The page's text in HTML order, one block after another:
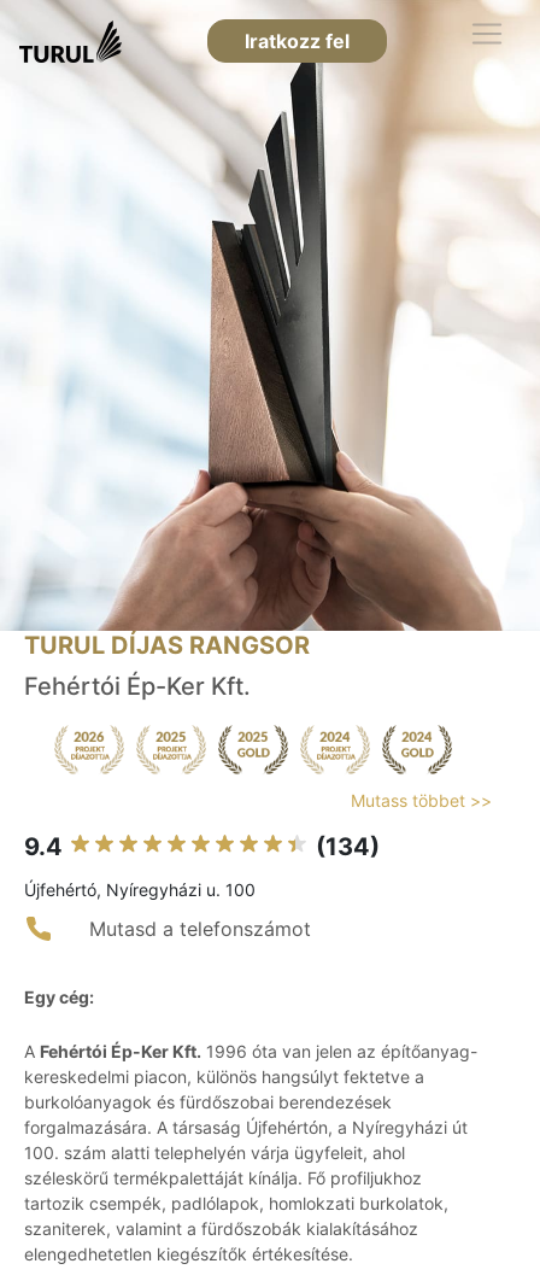
Iratkozz fel
TURUL DÍJAS RANGSOR
Fehértói Ép-Ker Kft.
Mutass többet >>
9.4 (134)
Újfehértó, Nyíregyházi u. 100
Mutasd a telefonszámot
Egy cég:
A Fehértói Ép-Ker Kft. 1996 óta van jelen az építőanyag-
kereskedelmi piacon, különös hangsúlyt fektetve a
burkolóanyagok és fürdőszobai berendezések
forgalmazására. A társaság Újfehértón, a Nyíregyházi út
100. szám alatti telephelyén várja ügyfeleit, ahol
széleskörű termékpalettáját kínálja. Fő profiljukhoz
tartozik csempék, padlólapok, homlokzati burkolatok,
szaniterek, valamint a fürdőszobák kialakításához
elengedhetetlen kiegészítők értékesítése.